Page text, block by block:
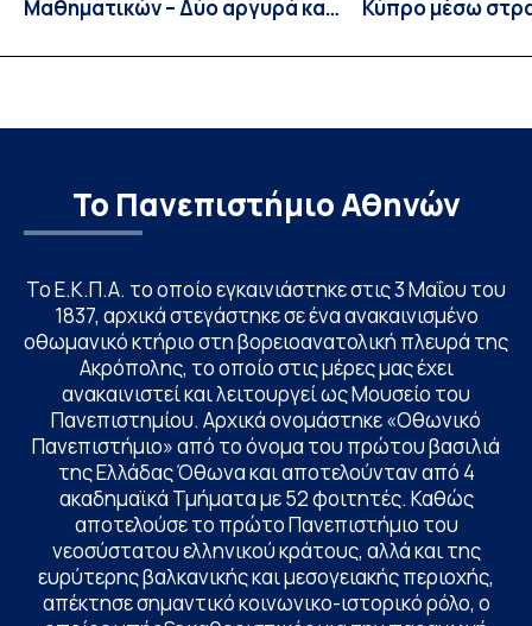
Μαθηματικών – Δύο αργυρά και
Κύπρο μέσω
Το Πανεπιστήμιο Αθηνών
Το Ε.Κ.Π.Α. το οποίο εγκαινιάστηκε στις 3 Μαΐου του
1837, αρχικά στεγάστηκε σε ένα ανακαινισμένο
οθωμανικό κτήριο στη βορειοανατολική πλευρά της
Ακρόπολης, το οποίο στις μέρες μας έχει
ανακαινιστεί και λειτουργεί ως Μουσείο του
Πανεπιστημίου. Αρχικά ονομάστηκε «Οθωνικό
Πανεπιστήμιο» από το όνομα του πρώτου βασιλιά
της Ελλάδας Όθωνα και αποτελούνταν από 4
ακαδημαϊκά Τμήματα με 52 φοιτητές. Καθώς
αποτελούσε το πρώτο Πανεπιστήμιο του
νεοσύστατου ελληνικού κράτους, αλλά και της
ευρύτερης βαλκανικής και μεσογειακής περιοχής,
απέκτησε σημαντικό κοινωνικο-ιστορικό ρόλο, ο